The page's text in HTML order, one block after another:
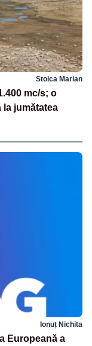
Stoica Marian
mc/s; o
la jumătatea
Ionuț Nichita
Europeană a